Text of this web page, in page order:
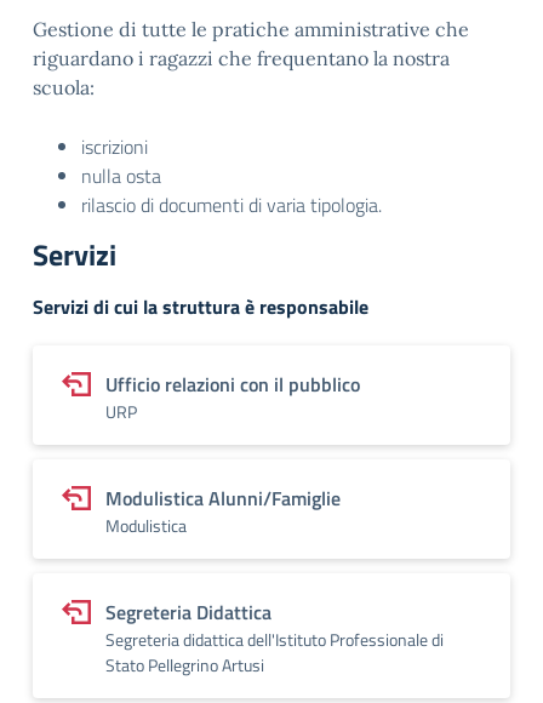
Gestione di tutte le pratiche amministrative che
riguardano i ragazzi che frequentano la nostra
scuola:
iscrizioni
nulla osta
rilascio di documenti di varia tipologia.
Servizi
Servizi di cui la struttura è responsabile
Ufficio relazioni con il pubblico
URP
Modulistica Alunni/Famiglie
Modulistica
Segreteria Didattica
Segreteria didattica dell'Istituto Professionale di
Stato Pellegrino Artusi